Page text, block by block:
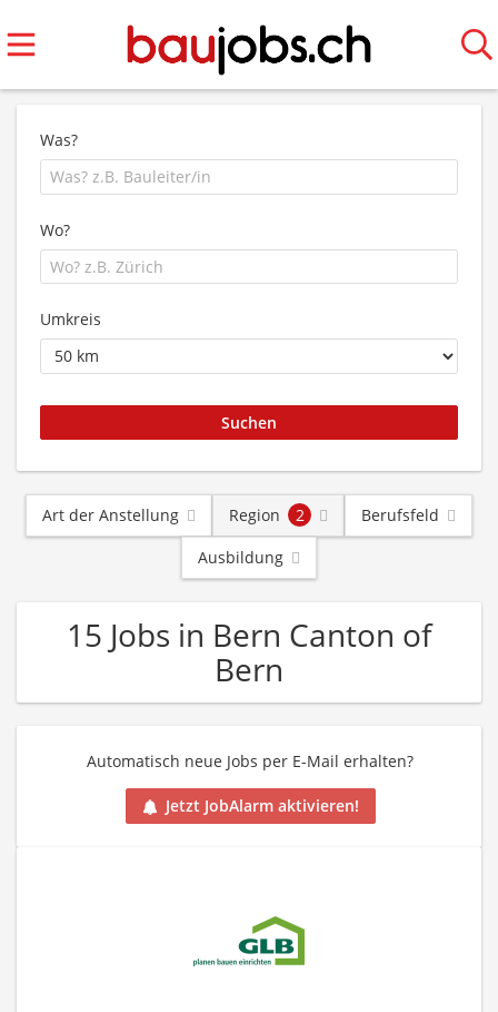
Was?
Wo?
Umkreis
Art der Anstellung Region 2
Berufsfeld
Ausbildung
15 Jobs in Bern Canton of
Bern
Automatisch neue Jobs per E-Mail erhalten?
Jetzt JobAlarm aktivieren!